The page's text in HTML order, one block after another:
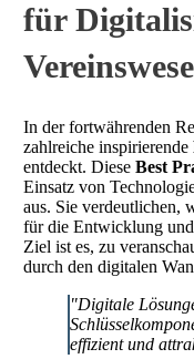
für
In der fortwährenden
zahlreiche inspirierende
entdeckt. Diese Best
Einsatz von
aus. Sie verdeutlichen,
für die Entwicklung
Ziel ist es, zu
durch den digitalen
"Digitale
effizient und